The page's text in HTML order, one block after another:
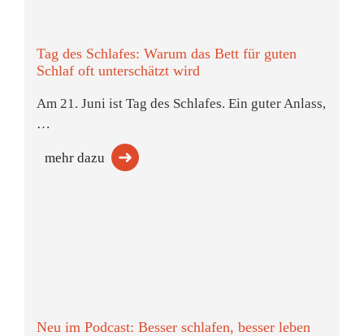
Tag des Schlafes: Warum das Bett für guten
Schlaf oft unterschätzt wird
Am 21. Juni ist Tag des Schlafes. Ein guter Anlass,
…
mehr dazu
Neu im Podcast: Besser schlafen, besser leben